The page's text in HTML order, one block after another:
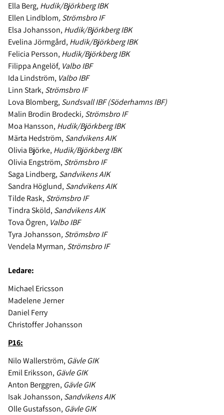
Ella Berg, Hudik/Björkberg IBK
Ellen Lindblom, Strömsbro IF
Elsa Johansson, Hudik/Björkberg IBK
Evelina Jörmgård, Hudik/Björkberg IBK
Felicia Persson, Hudik/Björkberg IBK
Filippa Angelöf, Valbo IBF
Ida Lindström, Valbo IBF
Linn Stark, Strömsbro IF
Lova Blomberg, Sundsvall IBF (Söderhamns IBF)
Malin Brodin Brodecki, Strömsbro IF
Moa Hansson, Hudik/Björkberg IBK
Märta Hedström, Sandvikens AIK
Olivia Björke, Hudik/Björkberg IBK
Olivia Engström, Strömsbro IF
Saga Lindberg, Sandvikens AIK
Sandra Höglund, Sandvikens AIK
Tilde Rask, Strömsbro IF
Tindra Sköld, Sandvikens AIK
Tova Ögren, Valbo IBF
Tyra Johansson, Strömsbro IF
Vendela Myrman, Strömsbro IF
Ledare:
Michael Ericsson
Madelene Jerner
Daniel Ferry
Christoffer Johansson
P16:
Nilo Wallerström, Gävle GIK
Emil Eriksson, Gävle GIK
Anton Berggren, Gävle GIK
Isak Johansson, Sandvikens AIK
Olle Gustafsson, Gävle GIK